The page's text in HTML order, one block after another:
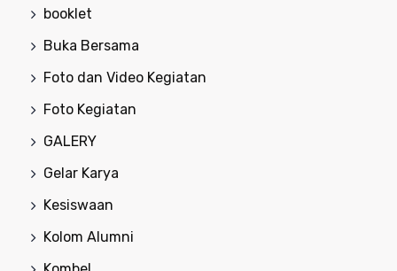
booklet
Buka Bersama
Foto dan Video Kegiatan
Foto Kegiatan
GALERY
Gelar Karya
Kesiswaan
Kolom Alumni